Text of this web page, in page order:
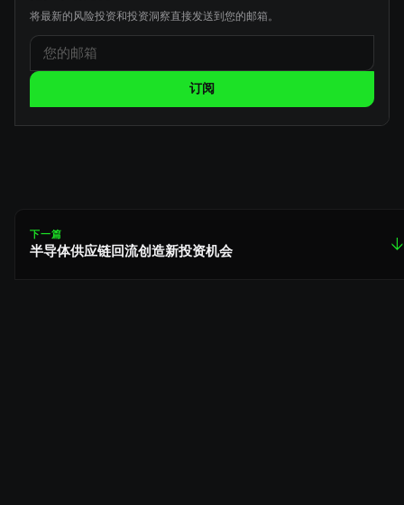
将最新的风险投资和投资洞察直接发送到您的邮箱。
订阅
下一篇
半导体供应链回流创造新投资机会 ↓